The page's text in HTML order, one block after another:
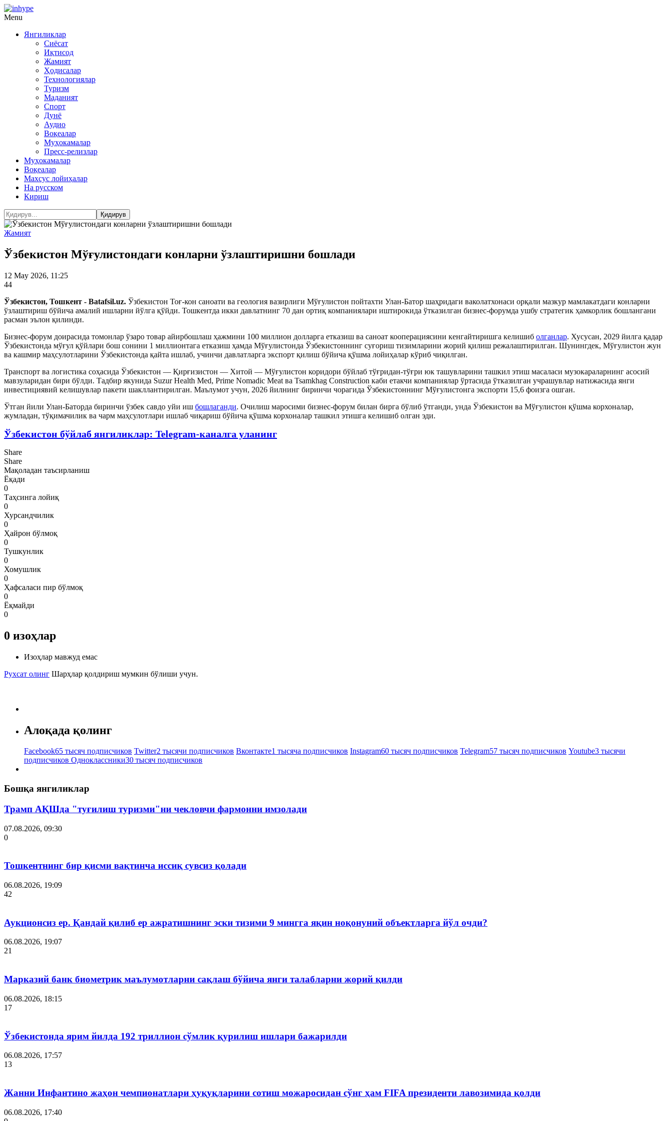
Menu
Янгиликлар
Сиёсат
Иқтисод
Жамият
Ҳодисалар
Технологиялар
Туризм
Маданият
Спорт
Дунё
Аудио
Воқеалар
Муҳокамалар
Пресс-релизлар
Муҳокамалар
Воқеалар
Махсус лойиҳалар
На русском
Кириш
Жамият
Ўзбекистон Мўғулистондаги конларни ўзлаштиришни бошлади
12 May 2026, 11:25
44
Ўзбекистон, Тошкент - Batafsil.uz. Ўзбекистон Тоғ-кон саноати ва геология вазирлиги Мўғулистон пойтахти Улан-Батор шаҳридаги ваколатхонаси орқали мазкур мамлакатдаги конларни
ўзлаштириш бўйича амалий ишларни йўлга қўйди. Тошкентда икки давлатнинг 70 дан ортиқ компаниялари иштирокида ўтказилган бизнес-форумда ушбу стратегик ҳамкорлик бошлангани
расман эълон қилинди.
Бизнес-форум доирасида томонлар ўзаро товар айирбошлаш ҳажмини 100 миллион долларга етказиш ва саноат кооперациясини кенгайтиришга келишиб олганлар. Хусусан, 2029 йилга қадар
Ўзбекистонда мўғул қўйлари бош сонини 1 миллионтага етказиш ҳамда Мўғулистонда Ўзбекистоннинг суғориш тизимларини жорий қилиш режалаштирилган. Шунингдек, Мўғулистон жун
ва кашмир маҳсулотларини Ўзбекистонда қайта ишлаб, учинчи давлатларга экспорт қилиш бўйича қўшма лойиҳалар кўриб чиқилган.
Транспорт ва логистика соҳасида Ўзбекистон — Қирғизистон — Хитой — Мўғулистон коридори бўйлаб тўғридан-тўғри юк ташувларини ташкил этиш масаласи музокараларнинг асосий
мавзуларидан бири бўлди. Тадбир якунида Suzur Health Med, Prime Nomadic Meat ва Tsamkhag Construction каби етакчи компаниялар ўртасида ўтказилган учрашувлар натижасида янги
инвестициявий келишувлар пакети шакллантирилган. Маълумот учун, 2026 йилнинг биринчи чорагида Ўзбекистоннинг Мўғулистонга экспорти 15,6 фоизга ошган.
Ўтган йили Улан-Баторда биринчи ўзбек савдо уйи иш бошлаганди. Очилиш маросими бизнес-форум билан бирга бўлиб ўтганди, унда Ўзбекистон ва Мўғулистон қўшма корхоналар,
жумладан, тўқимачилик ва чарм маҳсулотлари ишлаб чиқариш бўйича қўшма корхоналар ташкил этишга келишиб олган эди.
Ўзбекистон бўйлаб янгиликлар: Telegram-каналга уланинг
Share
Share
Мақоладан таъсирланиш
Ёқади
0
Таҳсинга лойиқ
0
Хурсандчилик
0
Ҳайрон бўлмоқ
0
Тушкунлик
0
Хомушлик
0
Ҳафсаласи пир бўлмоқ
0
Ёқмайди
0
0 изоҳлар
Изоҳлар мавжуд емас
Рухсат олинг Шарҳлар қолдириш мумкин бўлиши учун.
Алоқада қолинг
Facebook65 тысяч подписчиков Twitter2 тысячи подписчиков Вконтакте1 тысяча подписчиков Instagram60 тысяч подписчиков Telegram57 тысяч подписчиков Youtube3 тысячи
подписчиков Одноклассники30 тысяч подписчиков
Бошқа янгиликлар
Трамп АҚШда "туғилиш туризми"ни чекловчи фармонни имзолади
07.08.2026, 09:30
0
Тошкентнинг бир қисми вақтинча иссиқ сувсиз қолади
06.08.2026, 19:09
42
Аукционсиз ер. Қандай қилиб ер ажратишнинг эски тизими 9 мингга яқин ноқонуний объектларга йўл очди?
06.08.2026, 19:07
21
Марказий банк биометрик маълумотларни сақлаш бўйича янги талабларни жорий қилди
06.08.2026, 18:15
17
Ўзбекистонда ярим йилда 192 триллион сўмлик қурилиш ишлари бажарилди
06.08.2026, 17:57
13
Жанни Инфантино жаҳон чемпионатлари ҳуқуқларини сотиш можаросидан сўнг ҳам FIFA президенти лавозимида қолди
06.08.2026, 17:40